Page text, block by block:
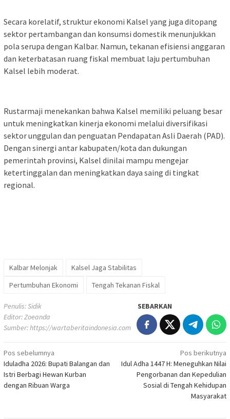
Secara korelatif, struktur ekonomi Kalsel yang juga ditopang
sektor pertambangan dan konsumsi domestik menunjukkan
pola serupa dengan Kalbar. Namun, tekanan efisiensi anggaran
dan keterbatasan ruang fiskal membuat laju pertumbuhan
Kalsel lebih moderat.
Rustarmaji menekankan bahwa Kalsel memiliki peluang besar
untuk meningkatkan kinerja ekonomi melalui diversifikasi
sektor unggulan dan penguatan Pendapatan Asli Daerah (PAD).
Dengan sinergi antar kabupaten/kota dan dukungan
pemerintah provinsi, Kalsel dinilai mampu mengejar
ketertinggalan dan meningkatkan daya saing di tingkat
regional.
Kalbar Melonjak
Kalsel Jaga Stabilitas
Pertumbuhan Ekonomi
Tengah Tekanan Fiskal
Penulis: Sidik
Editor: Zoeanda
Sumber:https://wartaberitaindonesia.com
SEBARKAN
Navigasi
pos
Pos sebelumnya
Iduladha 2026: Bupati Balangan dan
Istri Berbagi Hewan Kurban
dengan Ribuan Warga
Pos berikutnya
Idul Adha 1447 H: Meneguhkan Nilai
Pengorbanan dan Kepedulian
Sosial di Tengah Kehidupan
Masyarakat